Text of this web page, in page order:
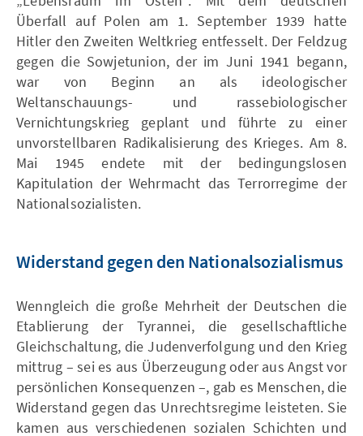
Überfall auf Polen am 1. September 1939 hatte
Hitler den Zweiten Weltkrieg entfesselt. Der Feldzug
gegen die Sowjetunion, der im Juni 1941 begann,
war von Beginn an als ideologischer
Weltanschauungs- und rassebiologischer
Vernichtungskrieg geplant und führte zu einer
unvorstellbaren Radikalisierung des Krieges. Am 8.
Mai 1945 endete mit der bedingungslosen
Kapitulation der Wehrmacht das Terrorregime der
Nationalsozialisten.
Widerstand gegen den Nationalsozialismus
Wenngleich die große Mehrheit der Deutschen die
Etablierung der Tyrannei, die gesellschaftliche
Gleichschaltung, die Judenverfolgung und den Krieg
mittrug – sei es aus Überzeugung oder aus Angst vor
persönlichen Konsequenzen –, gab es Menschen, die
Widerstand gegen das Unrechtsregime leisteten. Sie
kamen aus verschiedenen sozialen Schichten und